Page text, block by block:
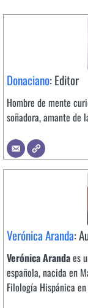
Donaciano: Editor
Hombre de mente
soñadora, amante de
Verónica Aranda:
Verónica Arandaes
española, nacida en
Filología Hispánica